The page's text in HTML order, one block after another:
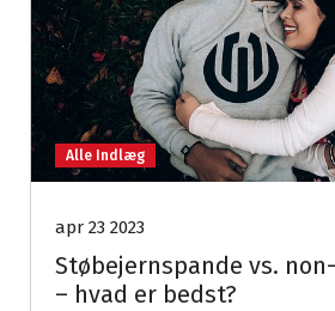
Alle Indlæg
apr 23 2023
Støbejernspande vs.
– hvad er bedst?